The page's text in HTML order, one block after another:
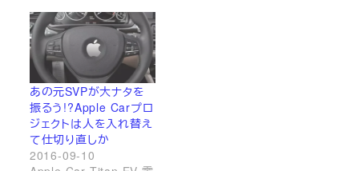
あの元SVPが大ナタを
振るう!?Apple Carプロ
ジェクトは人を入れ替え
て仕切り直しか
2016-09-10